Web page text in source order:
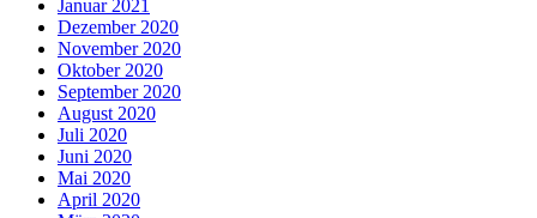
Januar 2021
Dezember 2020
November 2020
Oktober 2020
September 2020
August 2020
Juli 2020
Juni 2020
Mai 2020
April 2020